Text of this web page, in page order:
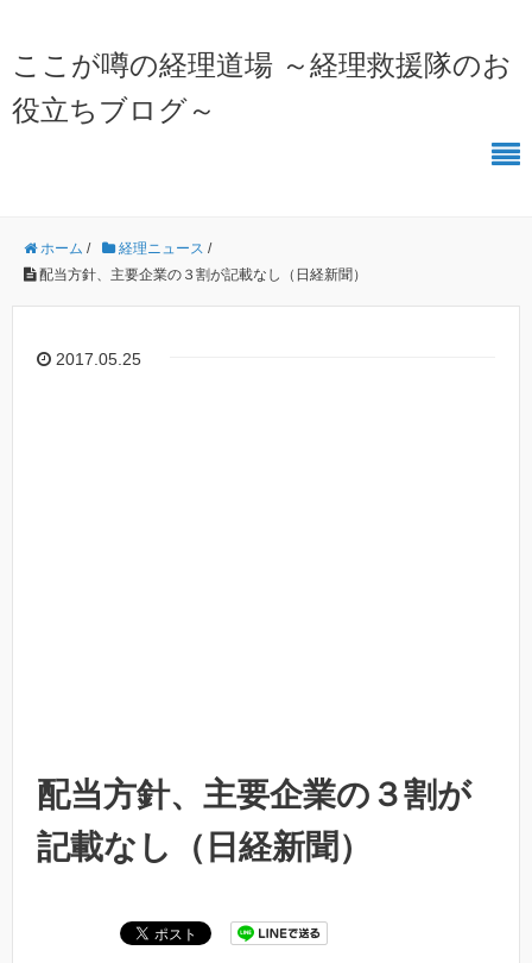
ここが噂の経理道場 ～経理救援隊のお
役立ちブログ～
ホーム / 経理ニュース /
配当方針、主要企業の３割が記載なし（日経新聞）
2017.05.25
配当方針、主要企業の３割が
記載なし（日経新聞）